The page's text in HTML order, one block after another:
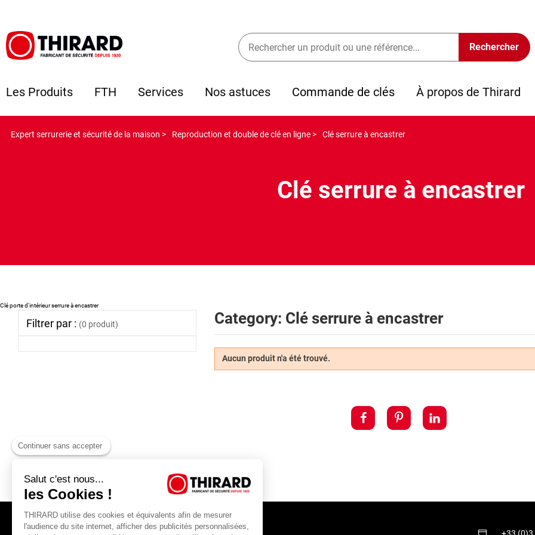
Les Produits FTH Services Nos astuces Commande de clés À propos de Thirard
Expert serrurerie et sécurité de la maison > Reproduction et double de clé en ligne > Clé serrure à encastrer
Clé serrure à encastrer
Clé porte d'intérieur serrure à encastrer
Category: Clé serrure à encastrer
Aucun produit n'a été trouvé.
Filtrer par : (0 produit)
+33 (0)3
Continuer sans accepter
Salut c'est nous...
les Cookies !
THIRARD utilise des cookies et équivalents afin de mesurer
l'audience du site internet, afficher des publicités personnalisées,